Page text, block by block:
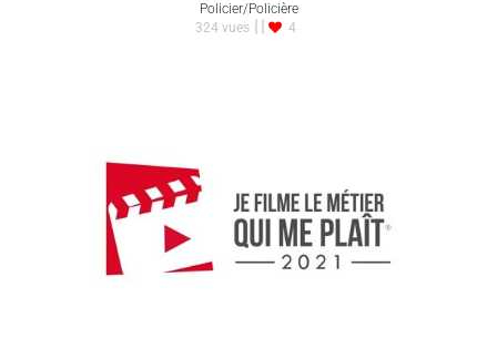
Policier/Policière
324 vues
4